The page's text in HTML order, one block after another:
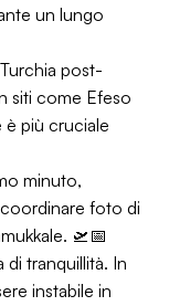
un lungo
post-
siti come Efeso
più cruciale
minuto,
foto di
🛫📅
di tranquillità. In
instabile in